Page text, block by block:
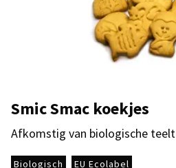
Smic Smac koekjes
Afkomstig van biologische teelt
Biologisch EU Ecolabel